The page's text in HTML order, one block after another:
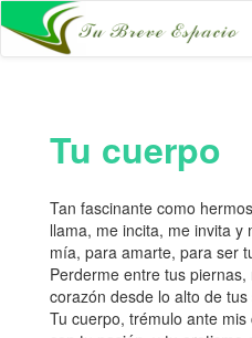
Tu cuerpo
Tan fascinante como
llama, me incita, me invita
mía, para amarte, para ser
Perderme entre tus
corazón desde lo alto de tus
Tu cuerpo, trémulo ante